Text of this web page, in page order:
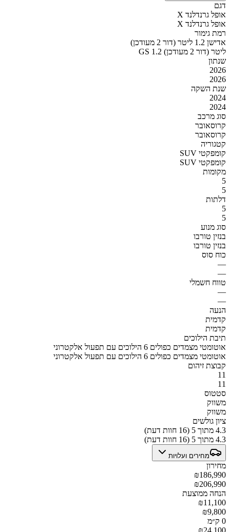
דגם
אופל גרנדלנד X
אופל גרנדלנד X
רמת גימור
אדישן 1.2 ליטר (דור 2 מעודכן)
GS 1.2 ליטר (דור 2 מעודכן)
שנתון
2026
2026
שנת השקה
2024
2024
סוג מרכב
קרוסאובר
קרוסאובר
קטגוריה
SUV קומפקטי
SUV קומפקטי
מקומות
5
5
דלתות
5
5
סוג מנוע
בנזין טורבו
בנזין טורבו
כוח סוס
—
—
טווח חשמלי
—
—
הנעה
קדמית
קדמית
תיבת הילוכים
אוטומטי מצמדים כפולים 6 הילוכים עם תפעול אלקטרוני
אוטומטי מצמדים כפולים 6 הילוכים עם תפעול אלקטרוני
קבוצת זיהום
11
11
סטטוס
משווק
משווק
ציון גולשים
4.3 מתוך 5 (16 חוות דעת)
4.3 מתוך 5 (16 חוות דעת)
מחירים ועלויות
מחירון
₪186,990
₪206,990
הנחה ממוצעת
₪11,100
₪9,800
0 ק״מ
₪24,100